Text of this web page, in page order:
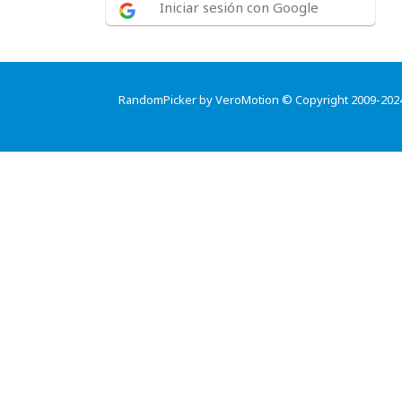
Iniciar sesión con Google
RandomPicker by VeroMotion © Copyright 2009-